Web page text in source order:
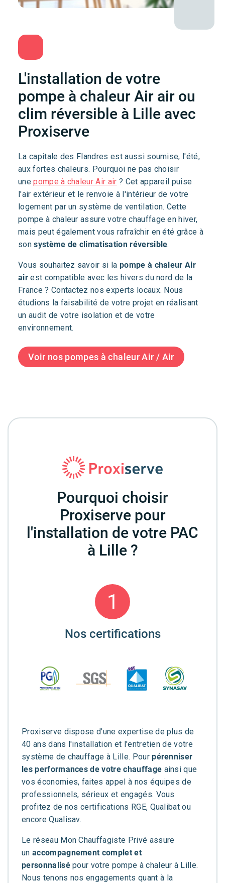
L'installation de votre
pompe à chaleur Air air ou
clim réversible à Lille avec
Proxiserve
La capitale des Flandres est aussi soumise, l'été,
aux fortes chaleurs. Pourquoi ne pas choisir
unepompe à chaleur Air air ? Cet appareil puise
l'air extérieur et le renvoie à l'intérieur de votre
logement par un système de ventilation. Cette
pompe à chaleur assure votre chauffage en hiver,
mais peut également vous rafraîchir en été grâce à
sonsystème de climatisation réversible.
Vous souhaitez savoir si la pompe à chaleur Air
airest compatible avec les hivers du nord de la
France ? Contactez nos experts locaux. Nous
étudions la faisabilité de votre projet en réalisant
un audit de votre isolation et de votre
environnement.
Voir nos pompes à chaleur Air / Air
Pourquoi choisir
Proxiserve pour
l'installation de votre PAC
à Lille ?
1
Nos certifications
Proxiserve dispose d'une expertise de plus de
40 ans dans l'installation et l'entretien de votre
système de chauffage à Lille. Pourpérenniser
les performances de votre chauffage ainsi que
vos économies, faites appel à nos équipes de
professionnels, sérieux et engagés. Vous
profitez de nos certifications RGE, Qualibat ou
encore Qualisav.
Le réseau Mon Chauffagiste Privé assure
un accompagnement complet et
personnalisépour votre pompe à chaleur à Lille.
Nous tenons nos engagements quant à la